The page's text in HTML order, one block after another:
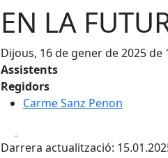
EN LA
Dijous, 16 de gener de 2025 de
Assistents
Regidors
Carme Sanz Penon
Darrera actualització: